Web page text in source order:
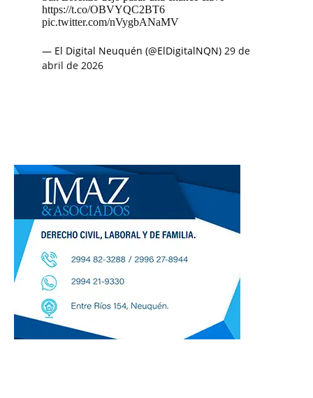
https://t.co/OBVYQC2BT6
pic.twitter.com/nVygbANaMV
— El Digital Neuquén (@ElDigitalNQN) 29 de
abril de 2026